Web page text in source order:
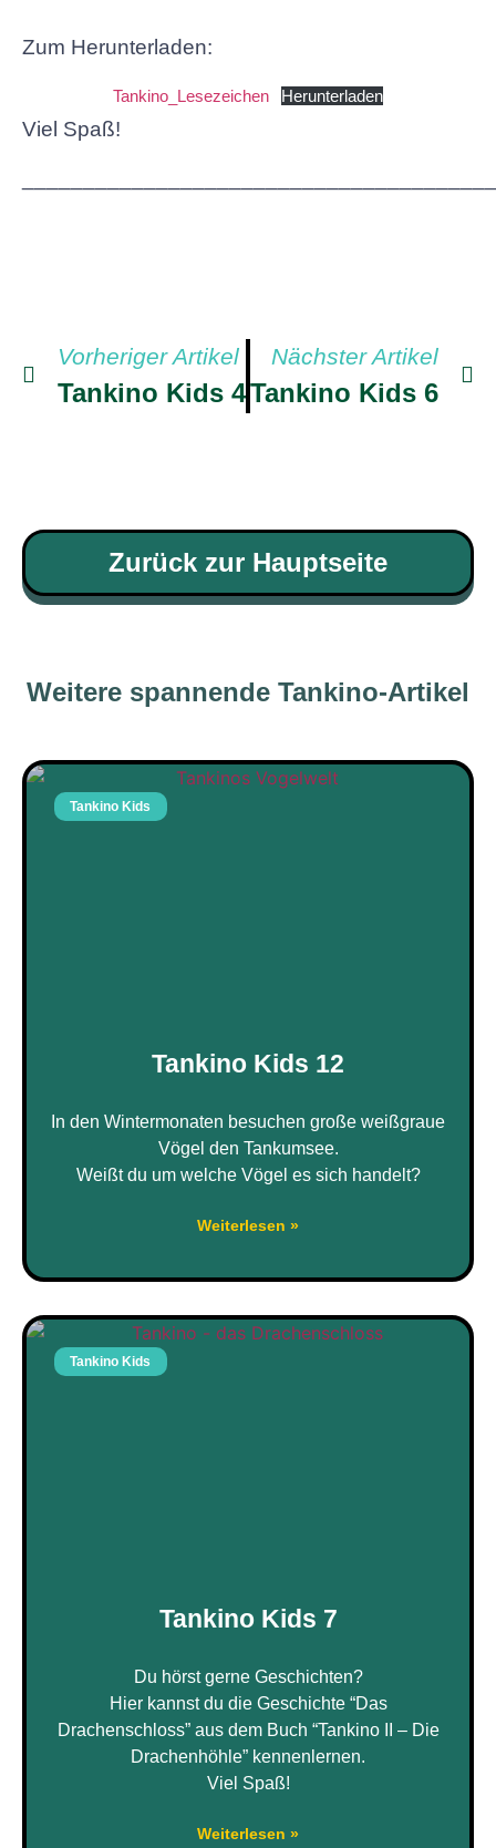
Zum Herunterladen:
Tankino_Lesezeichen Herunterladen
Viel Spaß!
Vorheriger Artikel
Tankino Kids 4
Nächster Artikel
Tankino Kids 6
Zurück zur Hauptseite
Weitere spannende Tankino-Artikel
Tankino Kids
Tankino Kids 12
In den Wintermonaten besuchen große weißgraue
Vögel den Tankumsee.
Weißt du um welche Vögel es sich handelt?
Weiterlesen »
Tankino Kids
Tankino Kids 7
Du hörst gerne Geschichten?
Hier kannst du die Geschichte “Das
Drachenschloss” aus dem Buch “Tankino II – Die
Drachenhöhle” kennenlernen.
Viel Spaß!
Weiterlesen »